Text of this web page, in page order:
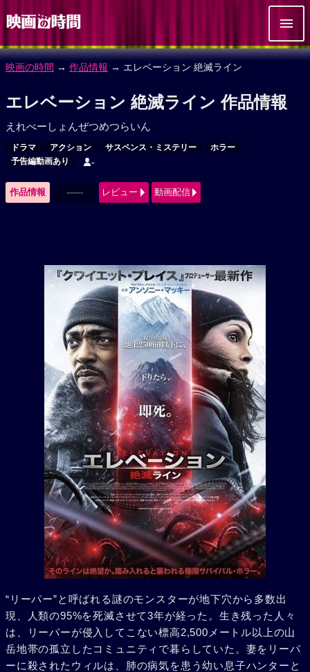
映画の時間 → 作品情報 → エレベーション 絶滅ライン
エレベーション 絶滅ライン 作品情報
えれべーしょんぜつめつらいん
ドラマ アクション サスペンス・ミステリー
ホラー
予告編動画あり
-
作品情報 ------ レビュー 動画配信
“リーパー”と呼ばれる謎のモンスターが地下穴から多数出
現、人類の95%を死滅させて3年が経った。生き残った人々
は、リーパーが侵入してこない標高2,500メートル以上の山
岳地帯の孤立したコミュニティで暮らしていた。妻をリーパ
ーに殺されたウィルは、肺の病気を患う幼い息子ハンターと